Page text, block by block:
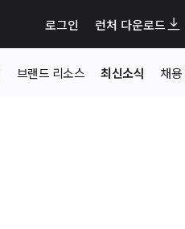
로그인 런처 다운로드
브랜드 리소스 최신소식 채용